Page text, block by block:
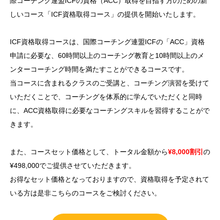
しいコース「ICF資格取得コース」の提供を開始いたします。
ICF資格取得コースは、国際コーチング連盟ICFの「ACC」資格
申請に必要な、60時間以上のコーチング教育と10時間以上のメ
ンターコーチング時間を満たすことができるコースです。
当コースに含まれるクラスのご受講と、コーチング演習を受けて
いただくことで、コーチングを体系的に学んでいただくと同時
に、ACC資格取得に必要なコーチングスキルを習得することがで
きます。
また、コースセット価格として、トータル金額から¥8,000割引 の
¥498,000でご提供させていただきます。
お得なセット価格となっておりますので、資格取得を予定されて
いる方は是非こちらのコースをご検討ください。